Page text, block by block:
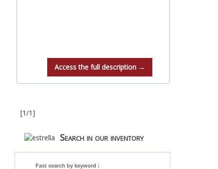
Access the full description →
[1/1]
Search in our inventory
Fast search by keyword :